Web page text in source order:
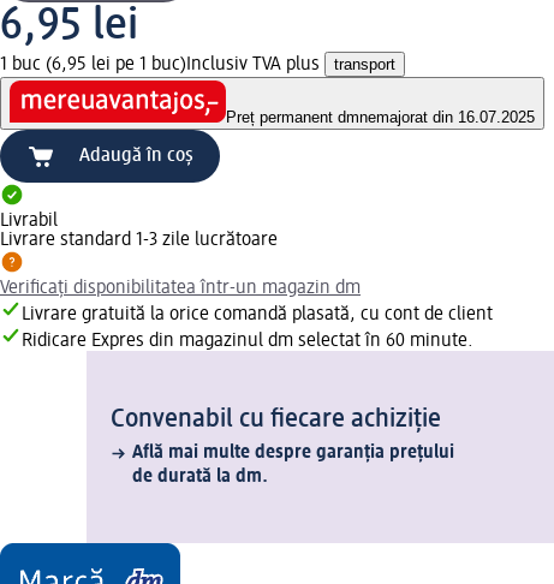
6,95 lei
1 buc (6,95 lei pe 1 buc) Inclusiv TVA plus transport
Preț permanent dmnemajorat din 16.07.2025
Adaugă în coș
Livrabil
Livrare standard 1-3 zile lucrătoare
Verificați disponibilitatea într-un magazin dm
Livrare gratuită la orice comandă plasată, cu cont de client
Ridicare Expres din magazinul dm selectat în 60 minute.
Convenabil cu fiecare achiziție
Află mai multe despre garanția prețului
de durată la dm.